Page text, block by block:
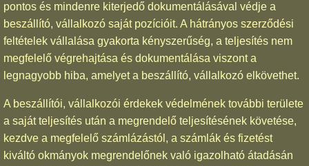
pontos és mindenre kiterjedő dokumentálásával védje a
beszállító, vállalkozó saját pozícióit. A hátrányos szerződési
feltételek vállalása gyakorta kényszerűség, a teljesítés nem
megfelelő végrehajtása és dokumentálása viszont a
legnagyobb hiba, amelyet a beszállító, vállalkozó elkövethet.
A beszállítói, vállalkozói érdekek védelmének további területe
a saját teljesítés után a megrendelő teljesítésének követése,
kezdve a megfelelő számlázástól, a számlák és fizetést
kiváltó okmányok megrendelőnek való igazolható átadásán